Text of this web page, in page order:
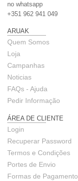
no whatsapp
+351 962 941 049
ARUAK
Quem Somos
Loja
Campanhas
Noticias
FAQs - Ajuda
Pedir Informação
ÁREA DE CLIENTE
Login
Recuperar Password
Termos e Condições
Portes de Envio
Formas de Pagamento